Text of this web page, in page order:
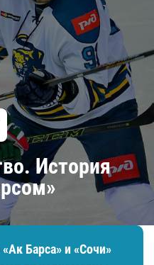
История
Барса» и «Сочи»